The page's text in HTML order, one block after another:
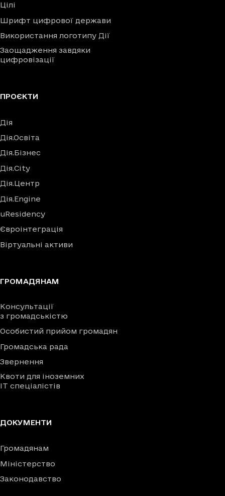
Цілі
Шрифт цифрової держави
Використання логотипу Дії
Заощадження завдяки
цифровізації
ПРОЄКТИ
Дія
Дія.Освіта
Дія.Бізнес
Дія.City
Дія.Центр
Дія.Engine
uResidency
Євроінтеграція
Віртуальні активи
ГРОМАДЯНАМ
Консультації
з громадськістю
Особистий прийом громадян
Громадська рада
Звернення
Квоти для іноземних
IT спеціалістів
ДОКУМЕНТИ
Громадянам
Міністерство
Законодавство